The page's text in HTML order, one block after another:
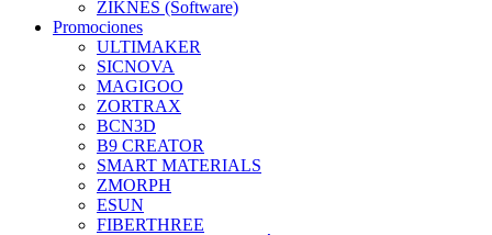
ZIKNES (Software)
Promociones
ULTIMAKER
SICNOVA
MAGIGOO
ZORTRAX
BCN3D
B9 CREATOR
SMART MATERIALS
ZMORPH
ESUN
FIBERTHREE